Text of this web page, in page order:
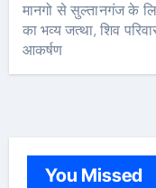
मानगो से सुल्तानगंज के
का भव्य जत्था, शिव
आकर्षण
You Missed